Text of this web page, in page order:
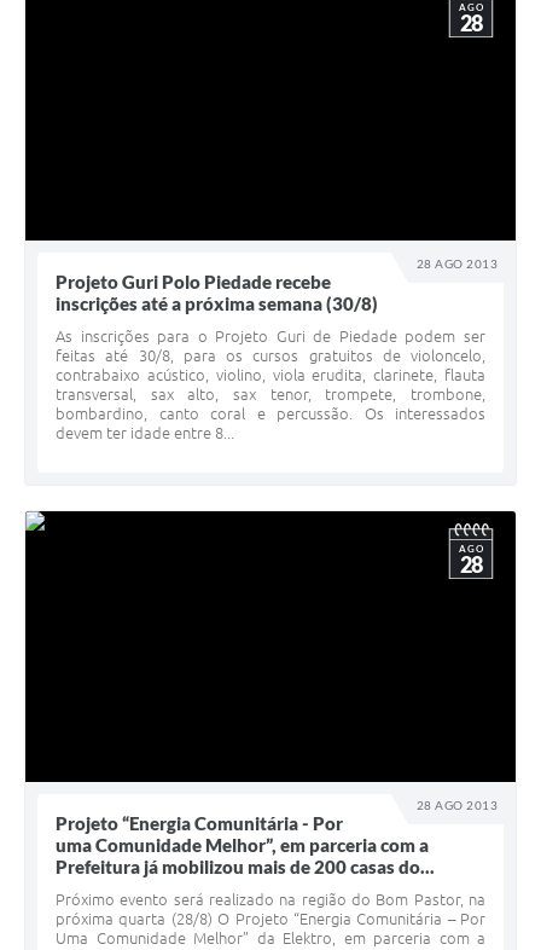
28 AGO 2013
AGO
28
Projeto Guri Polo Piedade recebe
inscrições até a próxima semana (30/8)
As inscrições para o Projeto Guri de Piedade podem ser
feitas até 30/8, para os cursos gratuitos de violoncelo,
contrabaixo acústico, violino, viola erudita, clarinete, flauta
transversal, sax alto, sax tenor, trompete, trombone,
bombardino, canto coral e percussão. Os interessados
devem ter idade entre 8...
28 AGO 2013
AGO
28
Projeto “Energia Comunitária - Por
uma Comunidade Melhor”, em parceria com a
Prefeitura já mobilizou mais de 200 casas do...
Próximo evento será realizado na região do Bom Pastor, na
próxima quarta (28/8) O Projeto “Energia Comunitária – Por
Uma Comunidade Melhor” da Elektro, em parceria com a